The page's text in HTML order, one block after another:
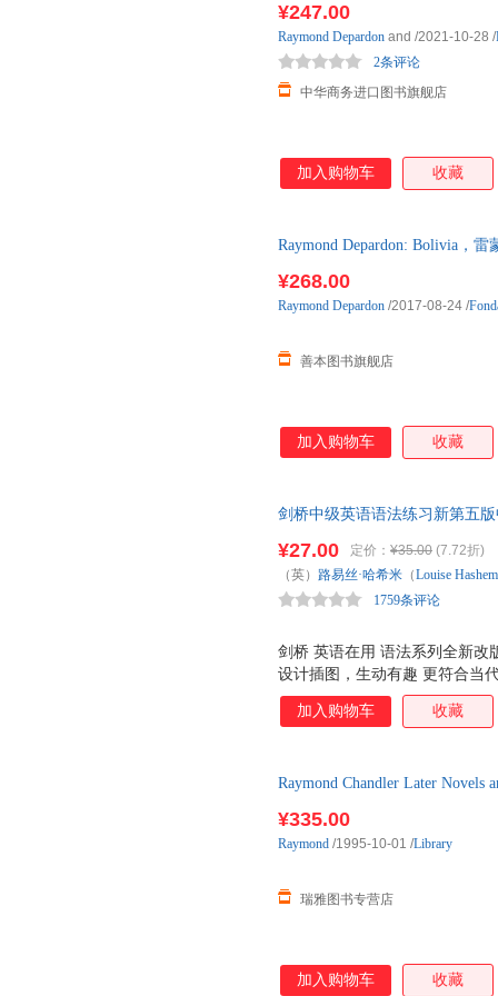
力越来越大，我们所有人都有
办法，既不用生气，又能坚持
照这本书提出的理
¥247.00
中华商务进口图书旗舰店
2条评论
Raymond Depardon and /2021-10-28 /
加入购物车 收藏
Raymond Depardon: Bolivia，
¥268.00
善本图书旗舰店
Raymond Depardon /2017-08-24 /
加入购物车 收藏
剑桥中级英语语法练习新第五
习系列全新升级！
剑桥 英语在用 语法系列全新改
设计插图，生动有趣 更符合当
习等数字资源 （扫码获取） 学
Grammar Series！ 全球热销
含初、中、高三个级别，由浅
充练习针对某些语法点进行重
知识，帮助读者找出薄弱环节
¥27.00 定价： ¥35.00 (7.72折)
1759条评论
（英） 路易丝·哈希米 （Louise
外语教学与研究出版社
加入购物车 收藏
Raymond Chandler Later
¥335.00
瑞雅图书专营店
Raymond /1995-10-01 /Library
加入购物车 收藏